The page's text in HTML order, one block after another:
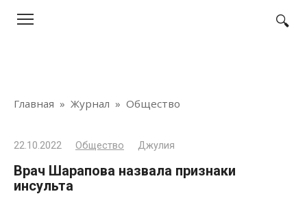
Главная » Журнал » Общество
22.10.2022 Общество Джулия
Врач Шарапова назвала признаки
инсульта